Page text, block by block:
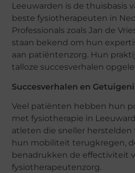
Leeuwarden is de thuisbasis
beste fysiotherapeuten in
Professionals zoals Jan de
staan bekend om hun
aan patiëntenzorg. Hun
talloze succesverhalen
Succesverhalen en
Veel patiënten hebben hun
met fysiotherapie in
atleten die sneller
hun mobiliteit terugkregen,
benadrukken de effectiviteit
fysiotherapeutenzorg.